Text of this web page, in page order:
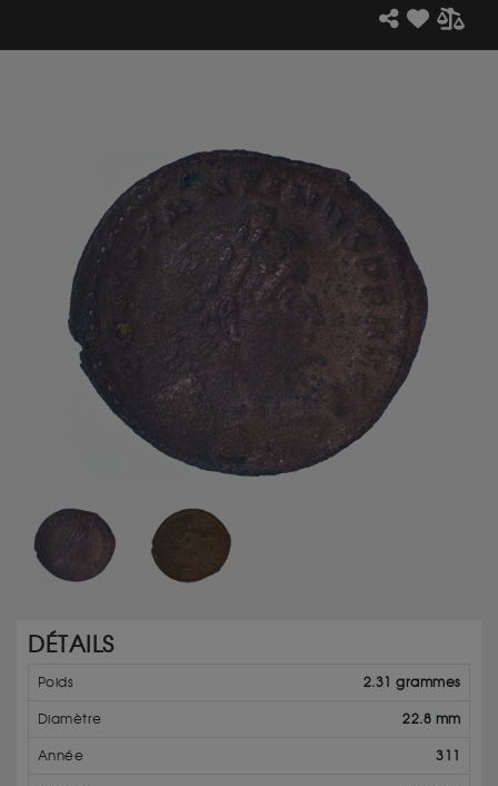
DÉTAILS
Poids 2.31 grammes
Diamètre 22.8 mm
Année 311